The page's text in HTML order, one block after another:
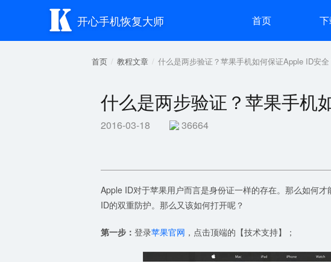
 开心手机恢复大师 首页
首页 教程文章 什么是两步验证？苹果手机如何保证Apple ID安全
什么是两步验证？苹果手机
2016-03-18 36664
Apple ID对于苹果用户而言是身份证一样的存在。那么如何
ID的双重防护。那么又该如何打开呢？
第一步： 登录苹果官网 ，点击顶端的【技术支持】；